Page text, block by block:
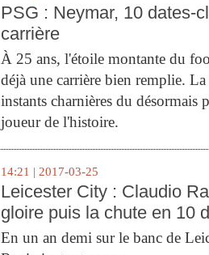
PSG : Neymar, 10 dates-
carrière
À 25 ans, l'étoile montante du
déjà une carrière bien remplie.
instants charnières du désormais
joueur de l'histoire.
14:21 | 2017-03-25
Leicester City : Claudio
gloire puis la chute en 10
En un an demi sur le banc de